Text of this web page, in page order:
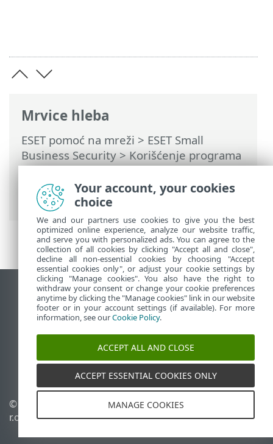
Mrvice hleba
ESET pomoć na mreži > ESET Small
Business Security>Korišćenje programa
ESET Small Business Security>Alatke>
Mrežni inspektor> Obaveštenja | Mrežni
inspektor
Prikaži lokaciju za računare
End of Life
ESET Forum
ESET baza znanja
ESET Status Portal
Regionalna podrška
© 1992 - 2026 ESET, spol. s
r.o. - Sva prava zadržana.
Upravljanje kolačićima
Smernice u vezi sa
Your account, your cookies
choice
We and our partners use cookies to give you the best
optimized online experience, analyze our website traffic,
and serve you with personalized ads. You can agree to the
collection of all cookies by clicking "Accept all and close",
decline all non-essential cookies by choosing "Accept
essential cookies only", or adjust your cookie settings by
clicking "Manage cookies". You also have the right to
withdraw your consent or change your cookie preferences
anytime by clicking the "Manage cookies" link in our website
footer or in your account settings (if available). For more
information, see ourCookie Policy.
ACCEPT ALL AND CLOSE
ACCEPT ESSENTIAL COOKIES ONLY
MANAGE COOKIES